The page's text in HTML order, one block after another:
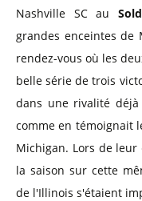
Nashville SC au
grandes enceintes de
rendez-vous où les
belle série de trois
dans une rivalité
comme en témoignait
Michigan. Lors de
la saison sur cette
de l'Illinois s'étaient